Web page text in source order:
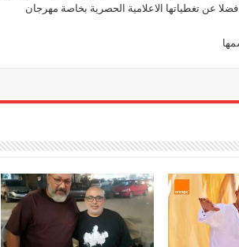
حصل على جائزة لجنة التحكيم بمهرجان البوابة الجزائر 2024 فضلا عن تغطياتها الاعلامية الحصرية بخاصة مهرجان